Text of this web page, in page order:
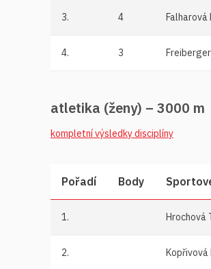
3. 4 Falharová
4. 3
atletika (ženy) – 3000 m
kompletní výsledky disciplíny
Pořadí Body
1. Hrochová
2.